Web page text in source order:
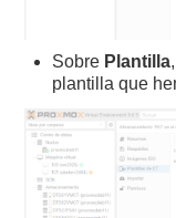
Sobre Plantilla
plantilla que